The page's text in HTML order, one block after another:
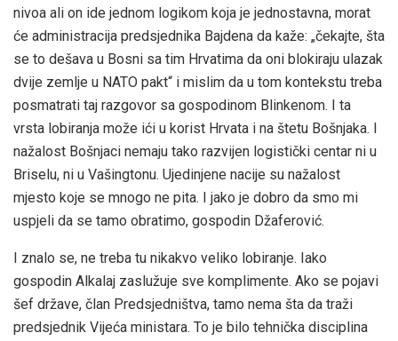
nivoa ali on ide jednom logikom koja je jednostavna, morat
će administracija predsjednika Bajdena da kaže: „čekajte, šta
se to dešava u Bosni sa tim Hrvatima da oni blokiraju ulazak
dvije zemlje u NATO pakt“ i mislim da u tom kontekstu treba
posmatrati taj razgovor sa gospodinom Blinkenom. I ta
vrsta lobiranja može ići u korist Hrvata i na štetu Bošnjaka. I
nažalost Bošnjaci nemaju tako razvijen logistički centar ni u
Briselu, ni u Vašingtonu. Ujedinjene nacije su nažalost
mjesto koje se mnogo ne pita. I jako je dobro da smo mi
uspjeli da se tamo obratimo, gospodin Džaferović.
I znalo se, ne treba tu nikakvo veliko lobiranje. Iako
gospodin Alkalaj zaslužuje sve komplimente. Ako se pojavi
šef države, član Predsjedništva, tamo nema šta da traži
predsjednik Vijeća ministara. To je bilo tehnička disciplina